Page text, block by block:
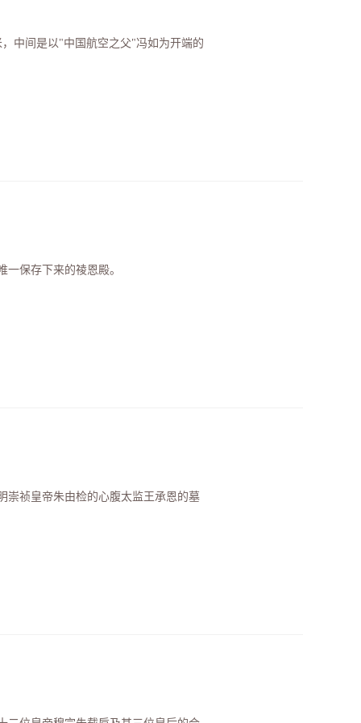
中间是以"中国航空之父"冯如为开端的
保存下来的祾恩殿。
崇祯皇帝朱由检的心腹太监王承恩的墓